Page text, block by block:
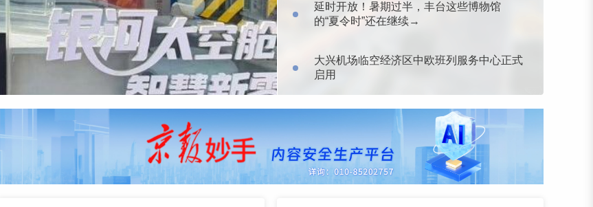
延时开放！暑期过半，丰台这些博物馆
的“夏令时”还在继续→
大兴机场临空经济区中欧班列服务中心正式
启用